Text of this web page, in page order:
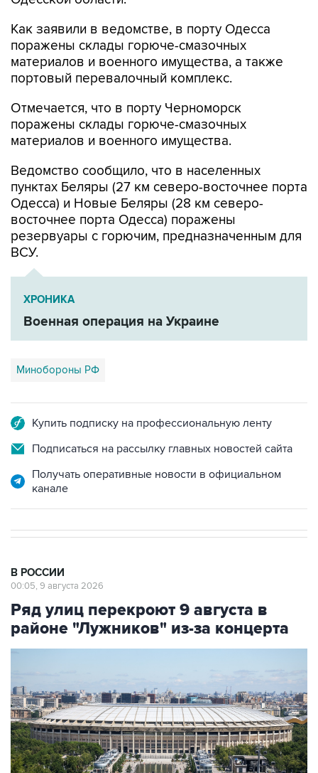
Как заявили в ведомстве, в порту Одесса
поражены склады горюче-смазочных
материалов и военного имущества, а также
портовый перевалочный комплекс.
Отмечается, что в порту Черноморск
поражены склады горюче-смазочных
материалов и военного имущества.
Ведомство сообщило, что в населенных
пунктах Беляры (27 км северо-восточнее порта
Одесса) и Новые Беляры (28 км северо-
восточнее порта Одесса) поражены
резервуары с горючим, предназначенным для
ВСУ.
ХРОНИКА
Военная операция на Украине
Минобороны РФ
Купить подписку на профессиональную ленту
Подписаться на рассылку главных новостей сайта
Получать оперативные новости в официальном
канале
В РОССИИ
00:05, 9 августа 2026
Ряд улиц перекроют 9 августа в
районе "Лужников" из-за концерта